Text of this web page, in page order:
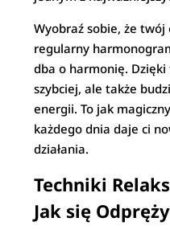
Wyobraź sobie, że
regularny
dba o harmonię.
szybciej, ale także
energii. To jak
każdego dnia daje ci
działania.
Techniki
Jak się